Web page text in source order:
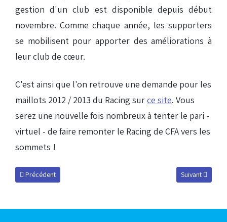
gestion d'un club est disponible depuis début
novembre. Comme chaque année, les supporters
se mobilisent pour apporter des améliorations à
leur club de cœur.
C'est ainsi que l'on retrouve une demande pour les
maillots 2012 / 2013 du Racing surce site. Vous
serez une nouvelle fois nombreux à tenter le pari -
virtuel - de faire remonter le Racing de CFA vers les
sommets !
Article précédent : Ouverture de la billeterie pour Sarre-Union / RCSA
Précédent Article suivant :
Suivant